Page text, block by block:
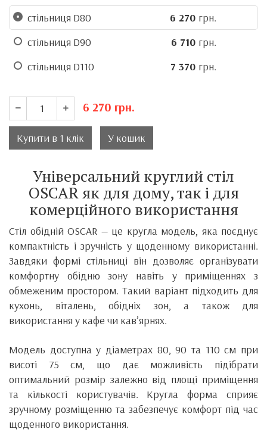
стільниця D80
6 270 грн.
стільниця D90
6 710 грн.
стільниця D110
7 370 грн.
6 270 грн.
Купити в 1 клік У кошик
Універсальний круглий стіл
OSCAR як для дому, так і для
комерційного використання
Стіл обідній OSCAR — це кругла модель, яка поєднує
компактність і зручність у щоденному використанні.
Завдяки формі стільниці він дозволяє організувати
комфортну обідню зону навіть у приміщеннях з
обмеженим простором. Такий варіант підходить для
кухонь, віталень, обідніх зон, а також для
використання у кафе чи кав’ярнях.
Модель доступна у діаметрах 80, 90 та 110 см при
висоті 75 см, що дає можливість підібрати
оптимальний розмір залежно від площі приміщення
та кількості користувачів. Кругла форма сприяє
зручному розміщенню та забезпечує комфорт під час
щоденного використання.